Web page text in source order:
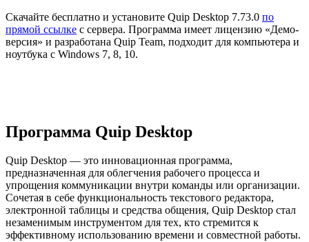
Скачайте бесплатно и установите Quip Desktop 7.73.0 по
прямой ссылке с сервера. Программа имеет лицензию «Демо-
версия» и разработана Quip Team, подходит для компьютера и
ноутбука с Windows 7, 8, 10.
Программа Quip Desktop
Quip Desktop — это инновационная программа,
предназначенная для облегчения рабочего процесса и
упрощения коммуникации внутри команды или организации.
Сочетая в себе функциональность текстового редактора,
электронной таблицы и средства общения, Quip Desktop стал
незаменимым инструментом для тех, кто стремится к
эффективному использованию времени и совместной работы.